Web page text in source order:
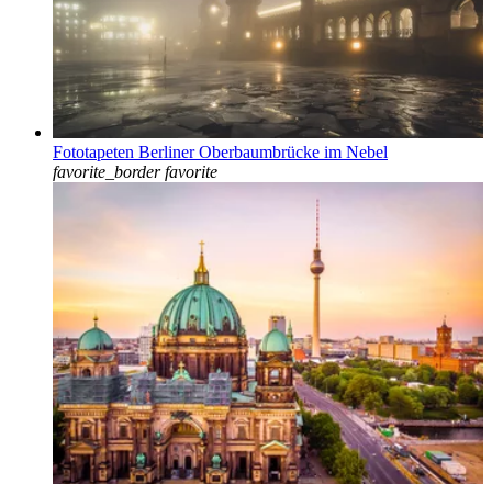
Fototapeten Berliner Oberbaumbrücke im Nebel
favorite_border favorite